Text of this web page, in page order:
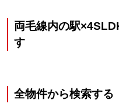
両毛線内の駅
す
全物件から検索する